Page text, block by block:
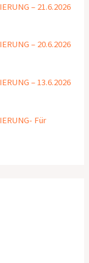
– 21.6.2026
– 20.6.2026
– 13.6.2026
Für